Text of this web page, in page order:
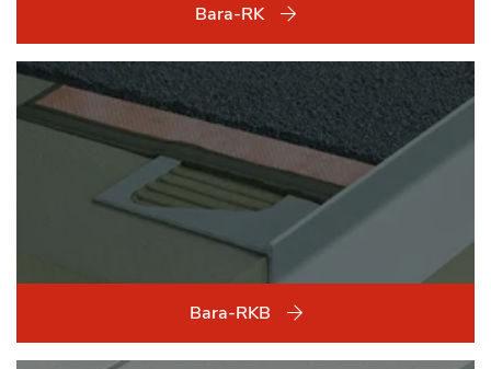
Bara-RK
Bara-RKB